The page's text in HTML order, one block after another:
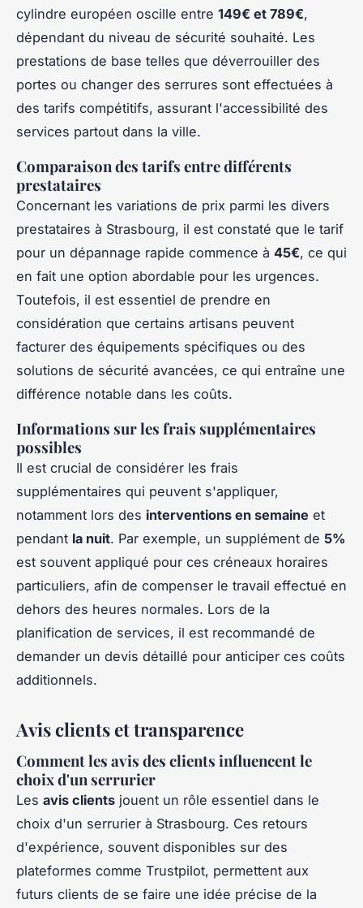
cylindre européen oscille entre 149€ et 789€,
dépendant du niveau de sécurité souhaité. Les
prestations de base telles que déverrouiller des
portes ou changer des serrures sont effectuées à
des tarifs compétitifs, assurant l'accessibilité des
services partout dans la ville.
Comparaison des tarifs entre différents
prestataires
Concernant les variations de prix parmi les divers
prestataires à Strasbourg, il est constaté que le tarif
pour un dépannage rapide commence à 45€, ce qui
en fait une option abordable pour les urgences.
Toutefois, il est essentiel de prendre en
considération que certains artisans peuvent
facturer des équipements spécifiques ou des
solutions de sécurité avancées, ce qui entraîne une
différence notable dans les coûts.
Informations sur les frais supplémentaires
possibles
Il est crucial de considérer les frais
supplémentaires qui peuvent s'appliquer,
notamment lors des interventions en semaine et
pendant la nuit. Par exemple, un supplément de 5%
est souvent appliqué pour ces créneaux horaires
particuliers, afin de compenser le travail effectué en
dehors des heures normales. Lors de la
planification de services, il est recommandé de
demander un devis détaillé pour anticiper ces coûts
additionnels.
Avis clients et transparence
Comment les avis des clients influencent le
choix d'un serrurier
Les avis clients jouent un rôle essentiel dans le
choix d'un serrurier à Strasbourg. Ces retours
d'expérience, souvent disponibles sur des
plateformes comme Trustpilot, permettent aux
futurs clients de se faire une idée précise de la